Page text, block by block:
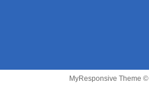
MyResponsive Theme ©